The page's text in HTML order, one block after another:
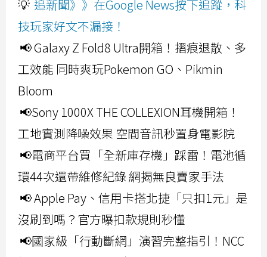
💡 追新聞》》在Google News按下追蹤，科
技玩家好文不漏接！
📢 Galaxy Z Fold8 Ultra開箱！摺痕退散、多
工效能 同時爽玩Pokemon GO、Pikmin
Bloom
📢Sony 1000X THE COLLEXION耳機開箱！
工地實測降噪效果 空間音訊秒置身電影院
📢電商平台買「全新庫存機」踩雷！電池循
環44次還帶維修紀錄 網揭無良賣家手法
📢 Apple Pay、信用卡搭北捷「只扣1元」是
沒刷到嗎？官方曝扣款規則秒懂
📢國家級「行動斷網」演習完整指引！NCC